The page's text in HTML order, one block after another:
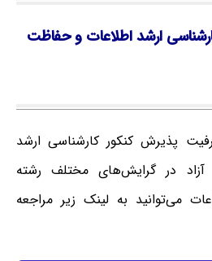
ارشد اطلاعات و حفاظت
پذیرش کنکور کارشناسی ارشد
در گرایش‌های مختلف رشته
می‌توانید به لینک زیر مراجعه